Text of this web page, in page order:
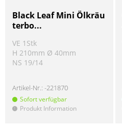
Black Leaf Mini Ölkräu
terbo...
VE 1Stk
H 210mm Ø 40mm
NS 19/14
Artikel-Nr.:-221870
Sofort verfügbar
! Produkt Information